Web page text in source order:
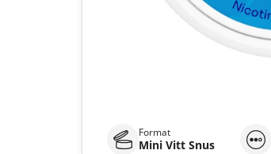
Format
Mini Vitt Snus